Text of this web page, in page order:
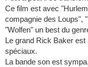
Ce film est avec
compagnie des Loups",
"Wolfen" un best du
Le grand Rick Baker
spéciaux.
La bande son est